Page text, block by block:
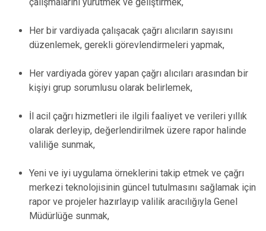
Her bir vardiyada çalışacak çağrı alıcıların sayısını
düzenlemek, gerekli görevlendirmeleri yapmak,
Her vardiyada görev yapan çağrı alıcıları arasından bir
kişiyi grup sorumlusu olarak belirlemek,
İl acil çağrı hizmetleri ile ilgili faaliyet ve verileri yıllık
olarak derleyip, değerlendirilmek üzere rapor halinde
valiliğe sunmak,
Yeni ve iyi uygulama örneklerini takip etmek ve çağrı
merkezi teknolojisinin güncel tutulmasını sağlamak için
rapor ve projeler hazırlayıp valilik aracılığıyla Genel
Müdürlüğe sunmak,